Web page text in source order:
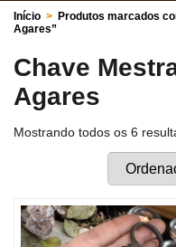
Início > Produtos marcados
Agares”
Chave
Agares
Mostrando todos os 6